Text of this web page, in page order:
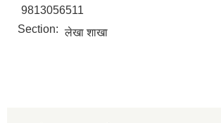
9813056511
Section: लेखा शाखा